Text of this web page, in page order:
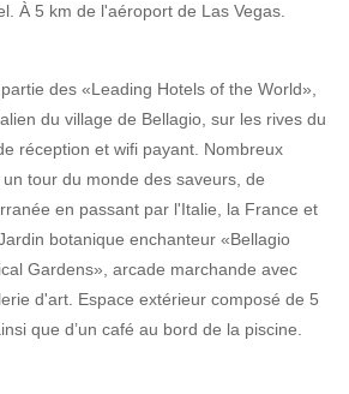
À 5 km de l'aéroport de Las Vegas.
des «Leading Hotels of the World»,
du village de Bellagio, sur les rives du
réception et wifi payant. Nombreux
tour du monde des saveurs, de
en passant par l'Italie, la France et
botanique enchanteur «Bellagio
Gardens», arcade marchande avec
d'art. Espace extérieur composé de 5
que d’un café au bord de la piscine.